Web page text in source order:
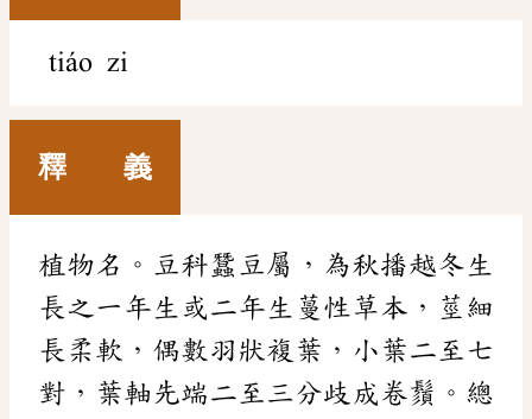
tiáo zi
釋 義
植物名。豆科蠶豆屬，為秋播越冬生
長之一年生或二年生蔓性草本，莖細
長柔軟，偶數羽狀複葉，小葉二至七
對，葉軸先端二至三分歧成卷鬚。總